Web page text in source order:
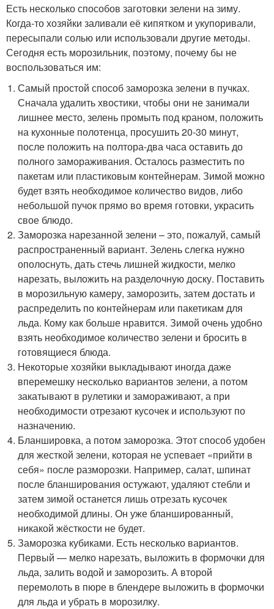
Есть несколько способов заготовки зелени на зиму.
Когда-то хозяйки заливали её кипятком и укупоривали,
пересыпали солью или использовали другие методы.
Сегодня есть морозильник, поэтому, почему бы не
воспользоваться им:
Самый простой способ заморозка зелени в пучках.
Сначала удалить хвостики, чтобы они не занимали
лишнее место, зелень промыть под краном, положить
на кухонные полотенца, просушить 20-30 минут,
после положить на полтора-два часа оставить до
полного замораживания. Осталось разместить по
пакетам или пластиковым контейнерам. Зимой можно
будет взять необходимое количество видов, либо
небольшой пучок прямо во время готовки, украсить
свое блюдо.
Заморозка нарезанной зелени – это, пожалуй, самый
распространенный вариант. Зелень слегка нужно
ополоснуть, дать стечь лишней жидкости, мелко
нарезать, выложить на разделочную доску. Поставить
в морозильную камеру, заморозить, затем достать и
распределить по контейнерам или пакетикам для
льда. Кому как больше нравится. Зимой очень удобно
взять необходимое количество зелени и бросить в
готовящиеся блюда.
Некоторые хозяйки выкладывают иногда даже
вперемешку несколько вариантов зелени, а потом
закатывают в рулетики и замораживают, а при
необходимости отрезают кусочек и используют по
назначению.
Бланшировка, а потом заморозка. Этот способ удобен
для жесткой зелени, которая не успевает «прийти в
себя» после разморозки. Например, салат, шпинат
после бланширования остужают, удаляют стебли и
затем зимой останется лишь отрезать кусочек
необходимой длины. Он уже бланшированный,
никакой жёсткости не будет.
Заморозка кубиками. Есть несколько вариантов.
Первый — мелко нарезать, выложить в формочки для
льда, залить водой и заморозить. А второй
перемолоть в пюре в блендере выложить в формочки
для льда и убрать в морозилку.